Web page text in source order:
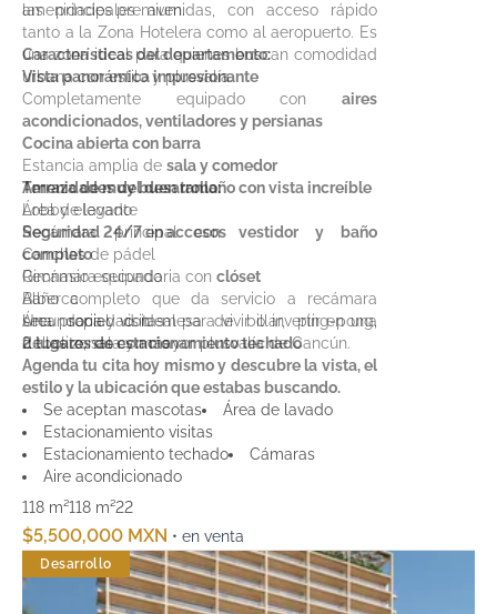
las principales avenidas, con acceso rápido
tanto a la Zona Hotelera como al aeropuerto. Es
una zona ideal para quienes buscan comodidad
urbana con estilo y plusvalía.
amenidades premium.
Características del departamento:
Vista panorámica impresionante
Completamente equipado con aires
acondicionados, ventiladores y persianas
Cocina abierta con barra
Estancia amplia de sala y comedor
Terraza de muy buen tamaño con vista increíble
Área de lavado
Recámara principal con vestidor y baño
completo
Recámara secundaria con clóset
Baño completo que da servicio a recámara
secundaria y visitas
2 lugares de estacionamiento techado
Amenidades del desarrollo:
Lobby elegante
Seguridad 24/7 en accesos
Canchas de pádel
Gimnasio equipado
Alberca
Área social con mesa de billar, ping-pong,
futbolito, sala y más
Una propiedad ideal para vivir o invertir en una
de las zonas con mayor plusvalía de Cancún.
Agenda tu cita hoy mismo y descubre la vista, el
estilo y la ubicación que estabas buscando.
Se aceptan mascotas
Área de lavado
Estacionamiento visitas
Estacionamiento techado
Cámaras
Aire acondicionado
118 m²118 m²22
$5,500,000 MXN • en venta
Desarrollo